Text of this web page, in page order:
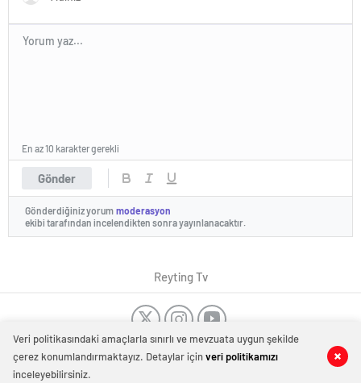
Haber Merkezi
0 0
Gönder
En az 10 karakter gerekli
Gönderdiğiniz yorum moderasyon
ekibi tarafından incelendikten sonra yayınlanacaktır.
Reyting Tv
Veri politikasındaki amaçlarla sınırlı ve mevzuata uygun şekilde
çerez konumlandırmaktayız. Detaylar içinveri politikamızı
inceleyebilirsiniz.
Dost SitelerTanıtım Yazısı -Düğün Dansı Kursu-Dans Kursu
Bakırköy
-Kombi tamiri İstanbul Kombi servisi İstanbul
Evden